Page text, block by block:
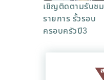
เชิญติดตามรับชม
รายการ รั้วรอบ
ครอบครัวปี3